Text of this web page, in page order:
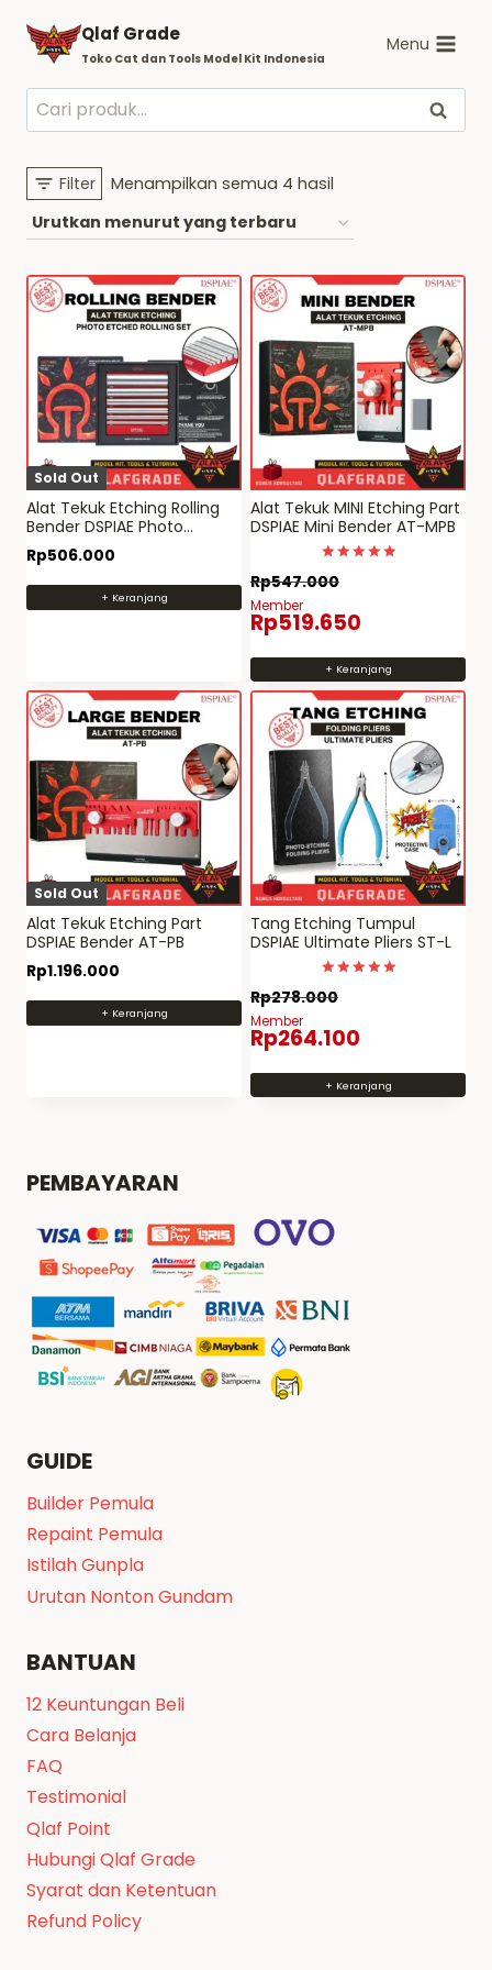
content
Qlaf Grade
Toko Cat dan Tools Model Kit Indonesia
Menu
Pencarian
untuk:
Cari
Filter Menampilkan semua 4 hasil
menurut
terbaru
Sold Out
Alat Tekuk Etching Rolling
Bender DSPIAE Photo
Etching Rolling Set
Rp506.000
+ Keranjang
Alat Tekuk MINI Etching Part
DSPIAE Mini Bender AT-MPB
Dinilai
5
Rp547.000
Member
Rp519.650
+ Keranjang
Sold Out
Alat Tekuk Etching Part
DSPIAE Bender AT-PB
Rp1.196.000
+ Keranjang
Tang Etching Tumpul
DSPIAE Ultimate Pliers ST-L
Dinilai
5
Rp278.000
Member
Rp264.100
+ Keranjang
PEMBAYARAN
GUIDE
Builder Pemula
Repaint Pemula
Istilah Gunpla
Urutan Nonton Gundam
BANTUAN
12 Keuntungan Beli
Cara Belanja
FAQ
Testimonial
Qlaf Point
Hubungi Qlaf Grade
Syarat dan Ketentuan
Refund Policy